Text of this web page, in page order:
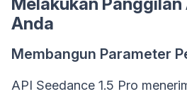
Melakukan Panggilan
Anda
Membangun Parameter
API Seedance 1.5 Pro